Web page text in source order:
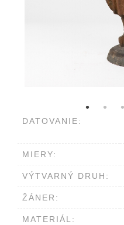
DATOVANIE:
MIERY:
VÝTVARNÝ DRUH:
ŽÁNER:
MATERIÁL: